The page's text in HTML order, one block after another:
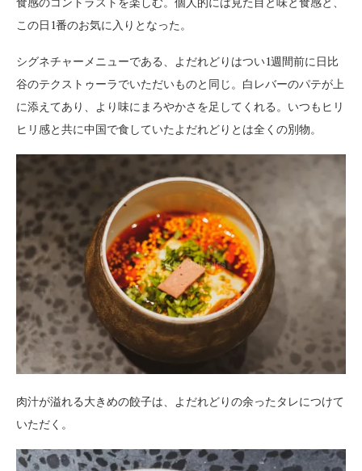
この日1番のお気に入りとなった。
シグネチャーメニューである、よだれどりはつい1週間前に日比
谷のテクストゥーラでいただいものと同じ。白レバーのパテが上
に添えてあり、より味にまろやかさを足してくれる。いつもヒリ
ヒリ感と共に中国で食していたよだれどりとは全くの別物。
肉汁が溢れる大きめの餃子は、よだれどりの余ったタレにつけて
いただく。